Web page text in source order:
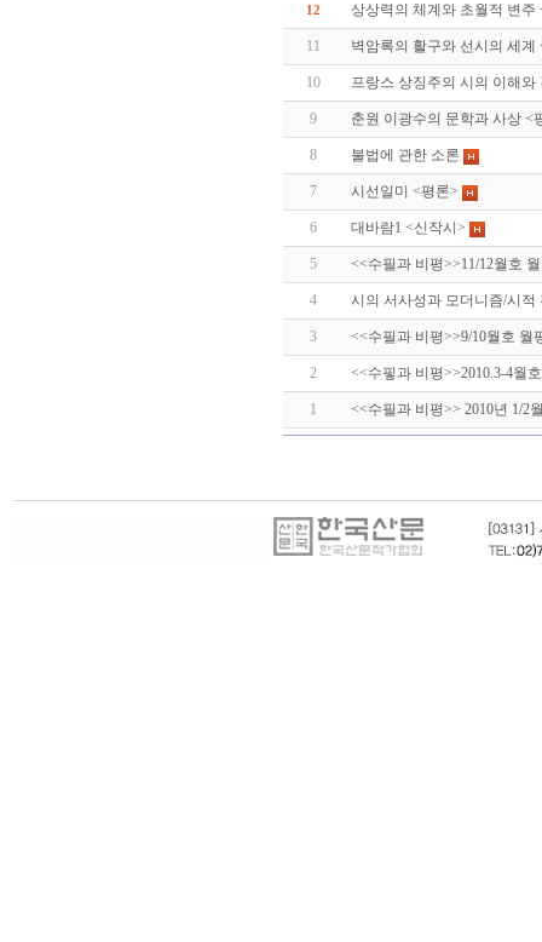
12 상상력의 체계와 초월적 변주
11 벽암록의 활구와 선시의 세계
10 프랑스 상징주의 시의 이해와
9 춘원 이광수의 문학과 사상 <
8 불법에 관한 소론
7 시선일미 <평론>
6 대바람1 <신작시>
5 <<수필과 비평>>11/12월호
4 시의 서사성과 모더니즘/시적
3 <<수필과 비평>>9/10월호 월
2 <<수핗과 비평>>2010.3-4월
1 <<수필과 비평>> 2010년 1/2